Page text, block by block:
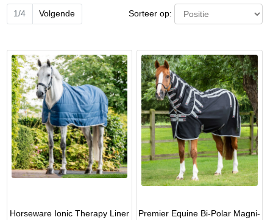
Sorteer op:
1/4 Volgende
Horseware Ionic Therapy Liner
Premier Equine Bi-Polar Magni-